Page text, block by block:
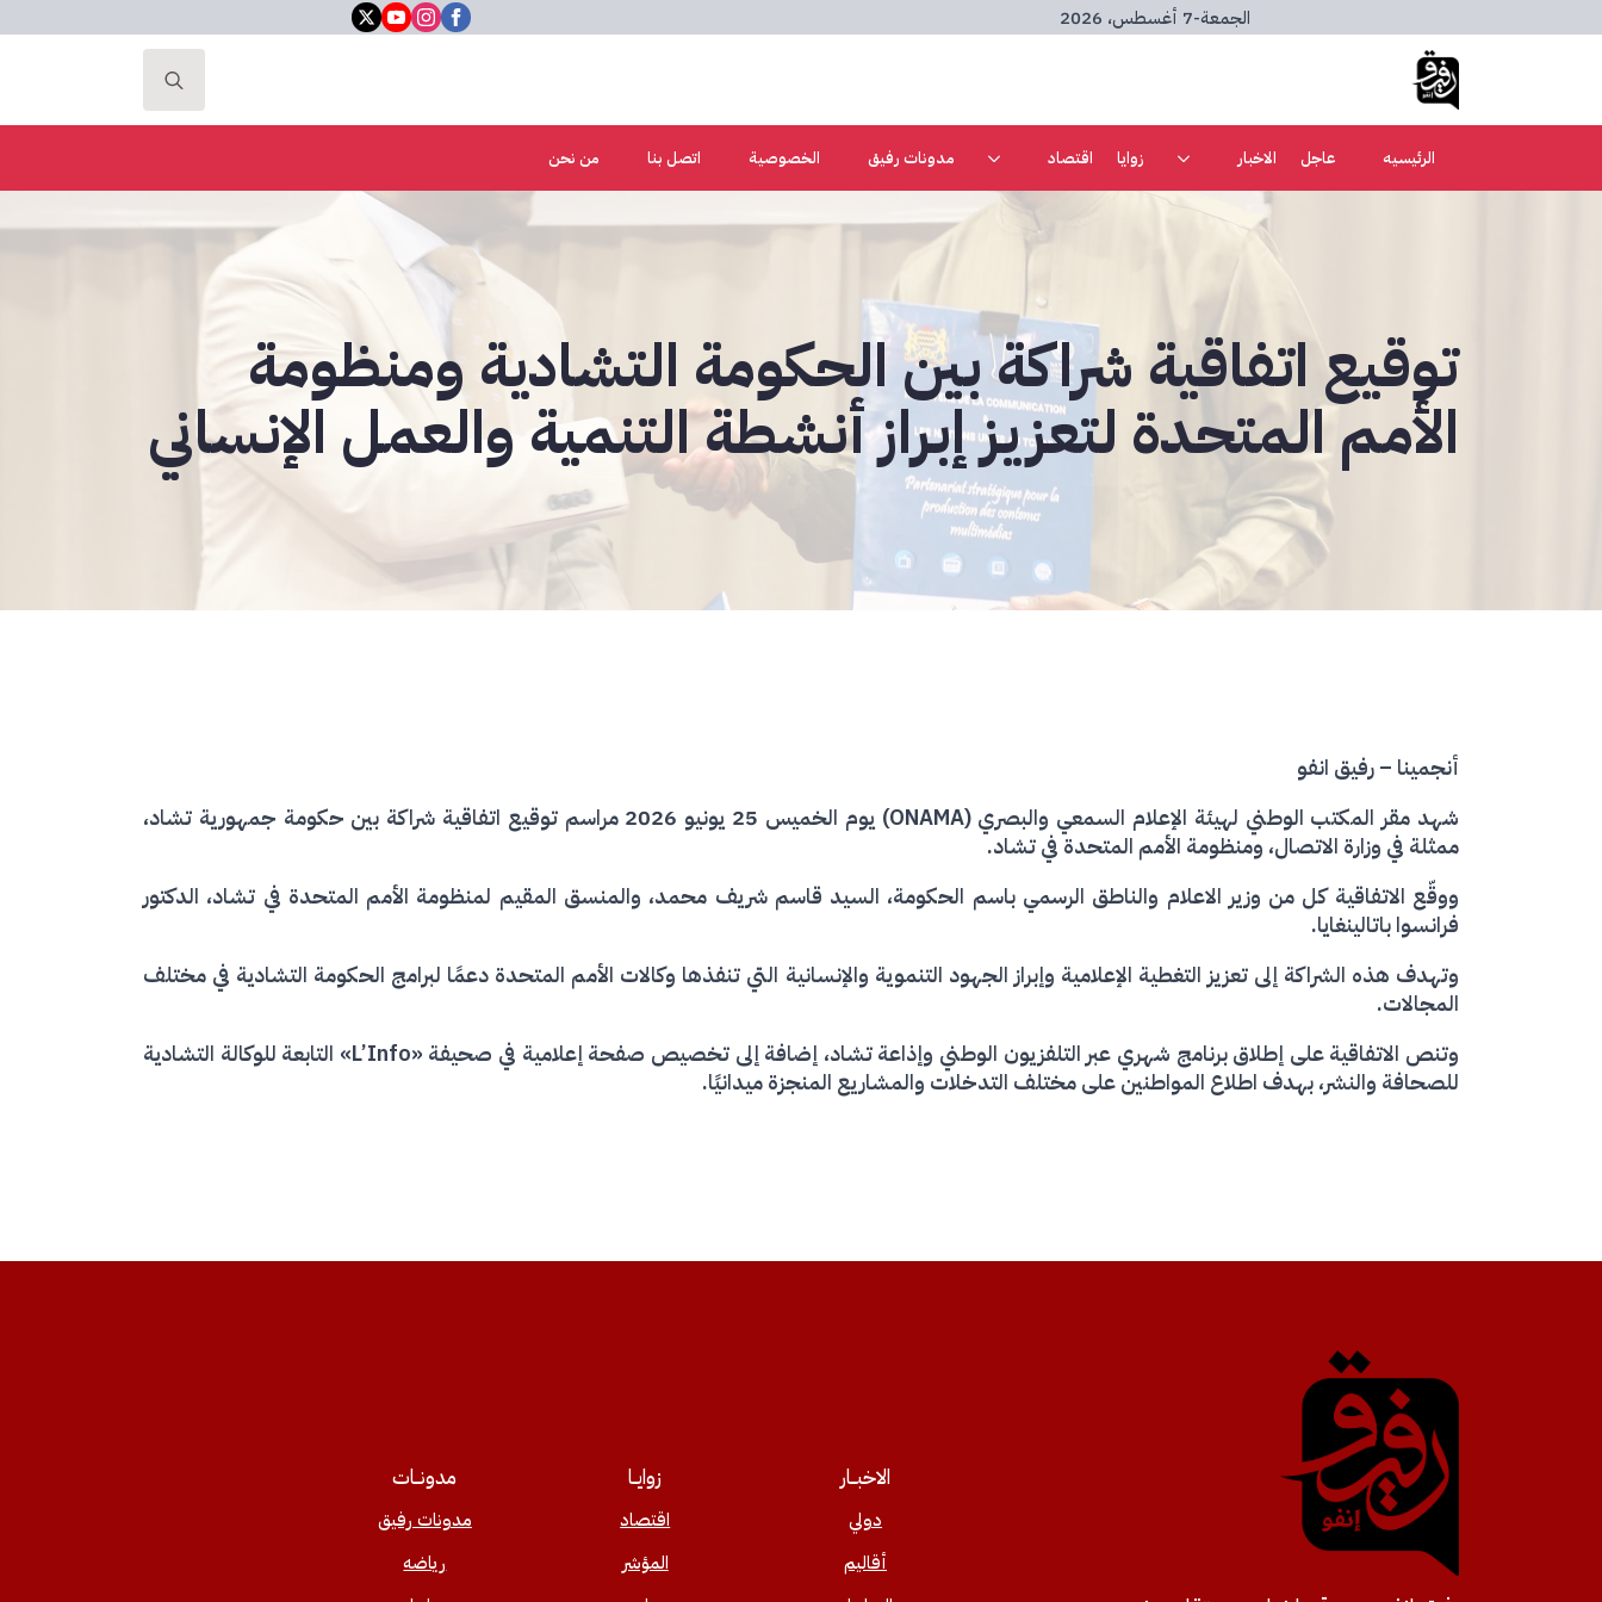
الجمعة-7 أغسطس، 2026
Search
الرئيسيه عاجل الاخبار زوايا اقتصاد مدونات رفيق الخصوصية اتصل بنا من نحن
توقيع اتفاقية شراكة بين الحكومة التشادية ومنظومة
الأمم المتحدة لتعزيز إبراز أنشطة التنمية والعمل الإنساني
أنجمينا – رفيق انفو
شهد مقر المكتب الوطني لهيئة الإعلام السمعي والبصري (ONAMA) يوم الخميس 25 يونيو 2026 مراسم توقيع اتفاقية شراكة بين حكومة جمهورية تشاد،
ممثلة في وزارة الاتصال، ومنظومة الأمم المتحدة في تشاد.
ووقّع الاتفاقية كل من وزير الاعلام والناطق الرسمي باسم الحكومة، السيد قاسم شريف محمد، والمنسق المقيم لمنظومة الأمم المتحدة في تشاد، الدكتور
فرانسوا باتالينغايا.
وتهدف هذه الشراكة إلى تعزيز التغطية الإعلامية وإبراز الجهود التنموية والإنسانية التي تنفذها وكالات الأمم المتحدة دعمًا لبرامج الحكومة التشادية في مختلف
المجالات.
وتنص الاتفاقية على إطلاق برنامج شهري عبر التلفزيون الوطني وإذاعة تشاد، إضافة إلى تخصيص صفحة إعلامية في صحيفة «L’Info» التابعة للوكالة التشادية
للصحافة والنشر، بهدف اطلاع المواطنين على مختلف التدخلات والمشاريع المنجزة ميدانيًا.
الاخبــار
دولي
أقاليم
زوايــا
اقتصاد
المؤشر
مدونــات
مدونات رفيق
رياضه